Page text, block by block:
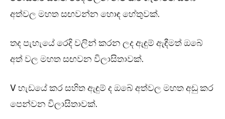
අත්වල මහත සඟවන්න හොඳ හේතුවක්.
තද පැහැයේ රෙදි වලින් කරන ලද ඇඳුම් ඇඳීමත් ඔබේ
අත් වල මහත සඟවන විලාසිතාවක්.
V හැඩයේ කර සහිත ඇඳුම් ද ඔබේ අත්වල මහත අඩු කර
පෙන්වන විලාසිතාවක්.